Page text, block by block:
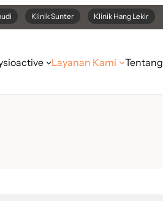
Klinik Sunter Klinik Hang Lekir
Layanan Kami Tentang